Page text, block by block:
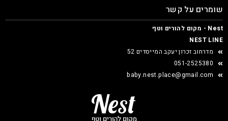
שומרים על קשר
Nest - מקום להורים וטף
NEST LINE
מדרחוב זכרון יעקב המייסדים 52
051-2525380
baby.nest.place@gmail.com